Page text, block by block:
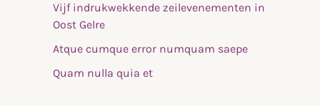
Vijf indrukwekkende zeilevenementen in
Oost Gelre
Atque cumque error numquam saepe
Quam nulla quia et